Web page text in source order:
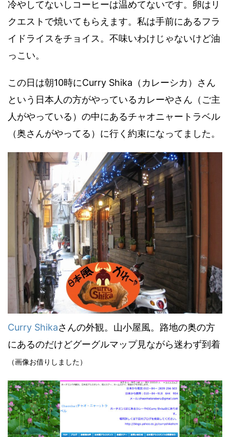
冷やしてないしコーヒーは温めてないです。卵はリ
クエストで焼いてもらえます。私は手前にあるフラ
イドライスをチョイス。不味いわけじゃないけど油
っこい。
この日は朝10時にCurry Shika（カレーシカ）さん
という日本人の方がやっているカレーやさん（ご主
人がやっている）の中にあるチャオニャートラベル
（奥さんがやってる）に行く約束になってました。
Curry Shikaさんの外観。山小屋風。路地の奥の方
にあるのだけどグーグルマップ見ながら迷わず到着
（画像お借りしました）